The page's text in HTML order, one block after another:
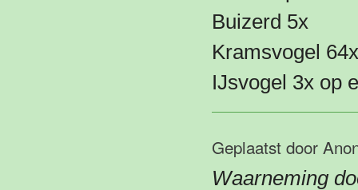
Buizerd 5x
Kramsvogel 64x
IJsvogel 3x op
Geplaatst door
Waarneming